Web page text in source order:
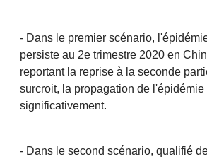
- Dans le premier scénario,
persiste au 2e trimestre 2020 en
reportant la reprise à la seconde
surcroit, la propagation de
significativement.
- Dans le second scénario, qualifié